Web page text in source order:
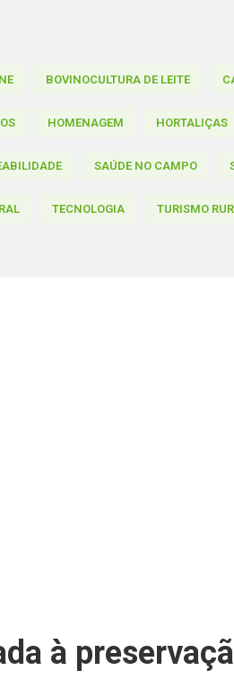
BOVINOCULTURA DE LEITE
HOMENAGEM HORTALIÇAS
SAÚDE NO CAMPO
TECNOLOGIA TURISMO
à